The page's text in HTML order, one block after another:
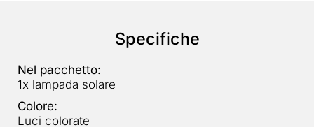
Specifiche
Nel pacchetto:
1x lampada solare
Colore:
Luci colorate